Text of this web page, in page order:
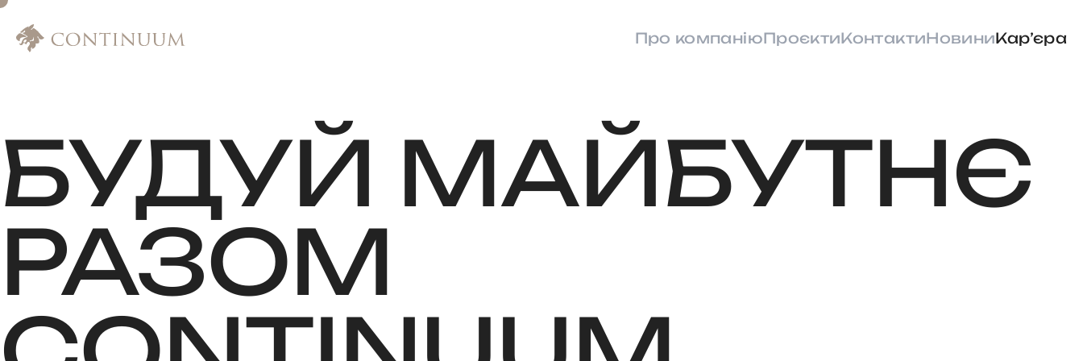
Про компаніюПроєктиКонтактиНовиниКарʼєра
БУДУЙ МАЙБУТНЄ
РАЗОМ